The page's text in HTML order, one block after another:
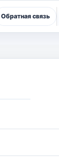
Обратная связь